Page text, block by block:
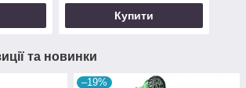
Купити
та новинки
–19%